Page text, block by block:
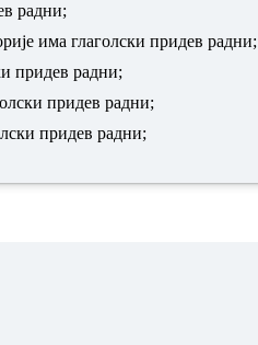
радни;
има глаголски придев радни;
придев радни;
придев радни;
придев радни;